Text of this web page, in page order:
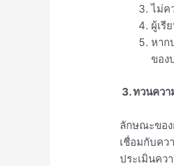
ไม่ค
ผู้เรี
หาก
ของ
3. ทวนคว
ลักษณะของ
เชื่อมกับคว
ประเมินคว